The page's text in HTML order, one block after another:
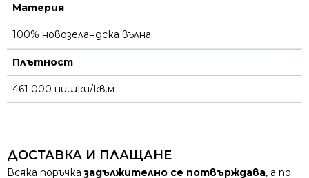
Материя
100% новозеландска вълна
Плътност
461 000 нишки/кв.м
ДОСТАВКА И ПЛАЩАНЕ
Всяка поръчказадължително се потвърждава, а по